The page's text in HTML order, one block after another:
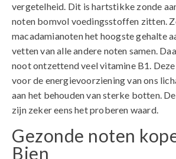
vergetelheid. Dit is hartstikke zonde
noten bomvol voedingsstoffen zitten.
macadamianoten het hoogste gehalte
vetten van alle andere noten samen.
noot ontzettend veel vitamine B1.
voor de energievoorziening van ons
aan het behouden van sterke botten. De
zijn zeker eens het proberen waard.
Gezonde noten
Bien